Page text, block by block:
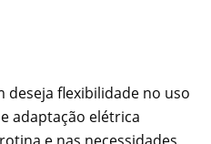
deseja flexibilidade no uso
adaptação elétrica